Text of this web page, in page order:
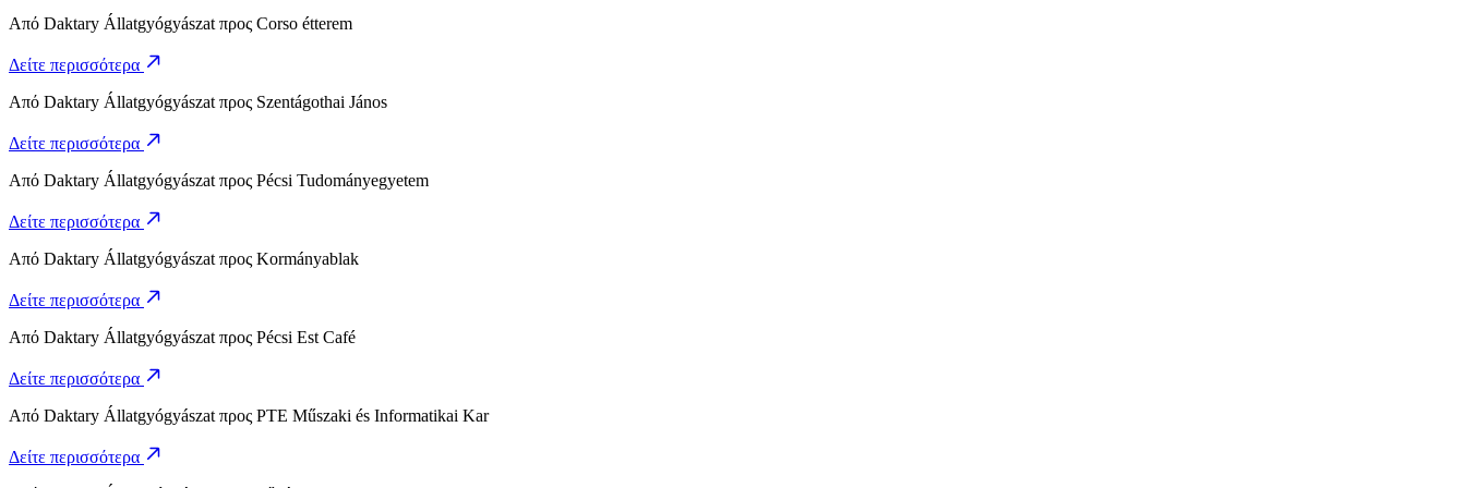
Από Daktary Állatgyógyászat προς Corso étterem
Δείτε περισσότερα
Από Daktary Állatgyógyászat προς Szentágothai János
Δείτε περισσότερα
Από Daktary Állatgyógyászat προς Pécsi Tudományegyetem
Δείτε περισσότερα
Από Daktary Állatgyógyászat προς Kormányablak
Δείτε περισσότερα
Από Daktary Állatgyógyászat προς Pécsi Est Café
Δείτε περισσότερα
Από Daktary Állatgyógyászat προς PTE Műszaki és Informatikai Kar
Δείτε περισσότερα